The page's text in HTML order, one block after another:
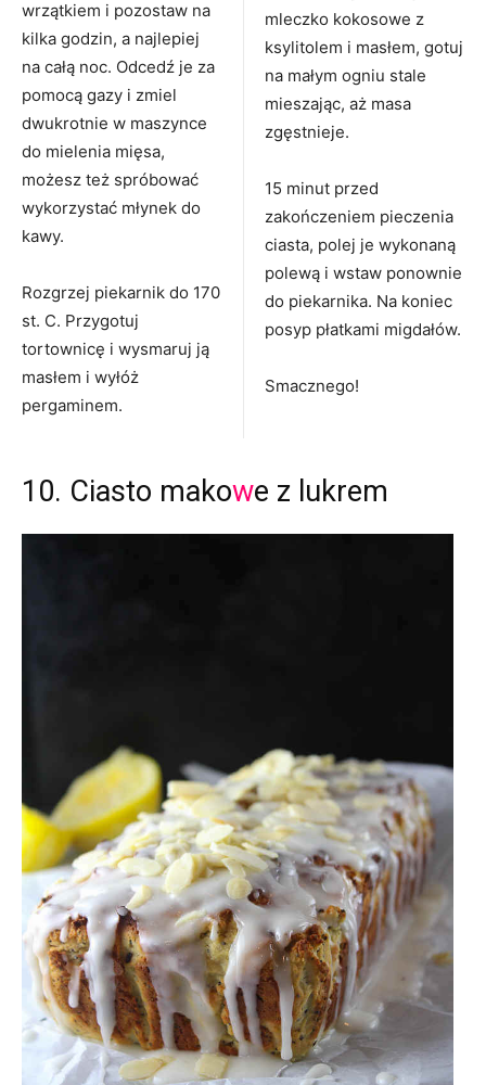
wrzątkiem i pozostaw na
kilka godzin, a najlepiej
na całą noc. Odcedź je za
pomocą gazy i zmiel
dwukrotnie w maszynce
do mielenia mięsa,
możesz też spróbować
wykorzystać młynek do
kawy.
Rozgrzej piekarnik do 170
st. C. Przygotuj
tortownicę i wysmaruj ją
masłem i wyłóż
pergaminem.
mleczko kokosowe z
ksylitolem i masłem, gotuj
na małym ogniu stale
mieszając, aż masa
zgęstnieje.
15 minut przed
zakończeniem pieczenia
ciasta, polej je wykonaną
polewą i wstaw ponownie
do piekarnika. Na koniec
posyp płatkami migdałów.
Smacznego!
10. Ciasto makowe z lukrem